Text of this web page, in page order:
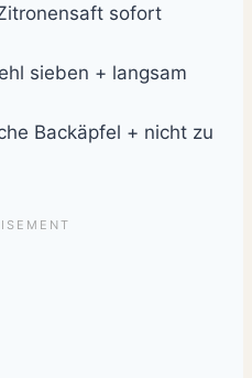
sofort
sieben + langsam
Backäpfel + nicht zu